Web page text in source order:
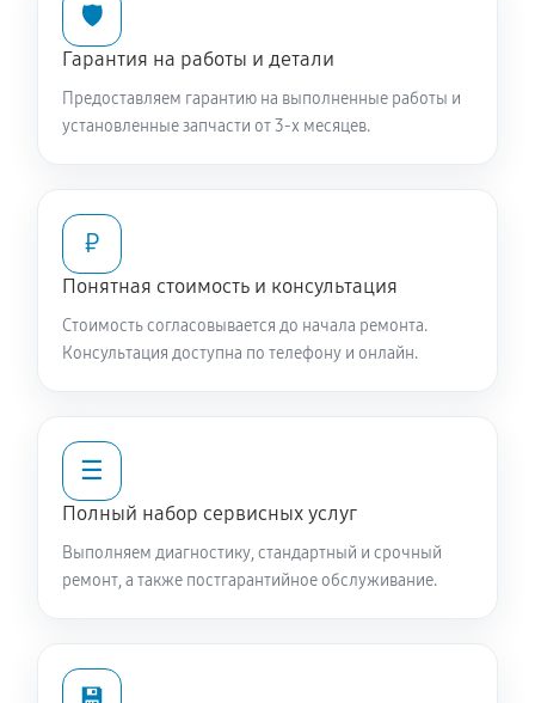
Чистка заливного фильтра-сеточки
770 руб 60 минут
Ремонт или замена петли двери
Замена мотора вентилятора сушки
Замена верхнего противовеса
1440 руб 60 минут
Замена бака стиральной машины SCHULTHESS
SPIRIT TOPLINE 8010
3110 руб 60 минут
SCHULTHESS SPIRIT TOPLINE 8010
🛡️
Гарантия на работы и детали
Предоставляем гарантию на выполненные работы и
установленные запчасти от 3-х месяцев.
₽
Понятная стоимость и консультация
Стоимость согласовывается до начала ремонта.
Консультация доступна по телефону и онлайн.
☰
Полный набор сервисных услуг
Выполняем диагностику, стандартный и срочный
ремонт, а также постгарантийное обслуживание.